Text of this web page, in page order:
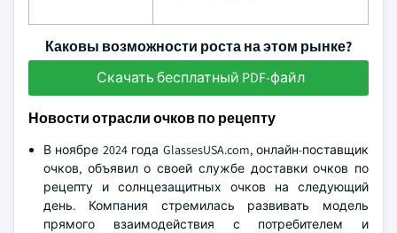
Каковы возможности роста на этом рынке?
Скачать бесплатный PDF-файл
Новости отрасли очков по рецепту
В ноябре 2024 года GlassesUSA.com, онлайн-поставщик
очков, объявил о своей службе доставки очков по
рецепту и солнцезащитных очков на следующий
день. Компания стремилась развивать модель
прямого взаимодействия с потребителем и